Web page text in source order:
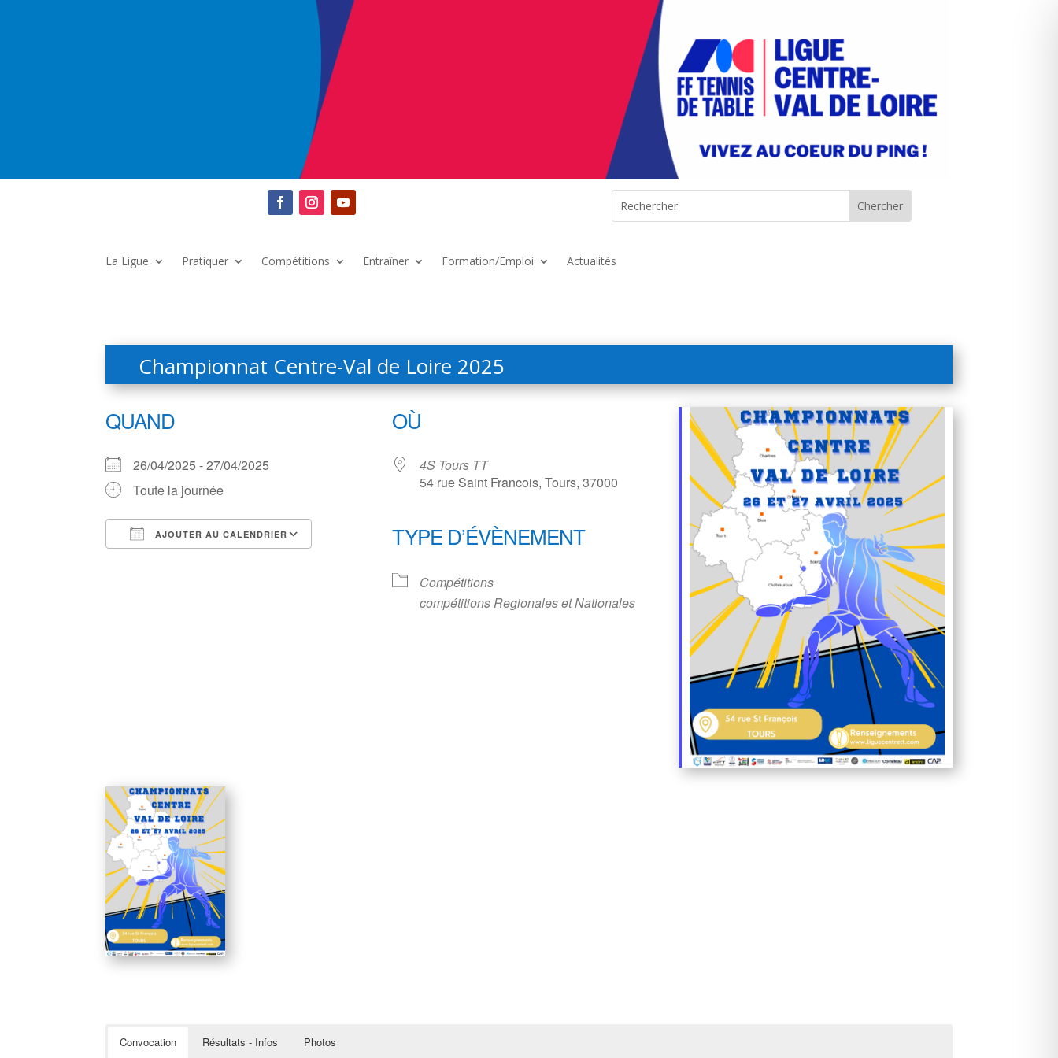
La Ligue Pratiquer Compétitions Entraîner Formation/Emploi Actualités
Championnat Centre-Val de Loire 2025
QUAND
26/04/2025 - 27/04/2025
Toute la journée
AJOUTER AU CALENDRIER
Office 365 Outlook Live
OÙ
4S Tours TT
54 rue Saint Francois, Tours, 37000
TYPE D’ÉVÈNEMENT
Compétitions
compétitions Regionales et Nationales
Convocation Résultats - Infos Photos